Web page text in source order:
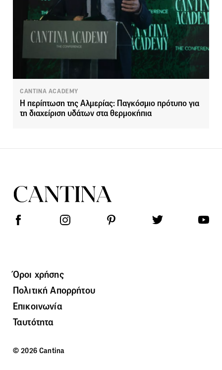
CANTINA ACADEMY
Η περίπτωση της Αλμερίας: Παγκόσμιο πρότυπο για
τη διαχείριση υδάτων στα θερμοκήπια
Όροι χρήσης
Πολιτική Απορρήτου
Επικοινωνία
Ταυτότητα
© 2026 Cantina